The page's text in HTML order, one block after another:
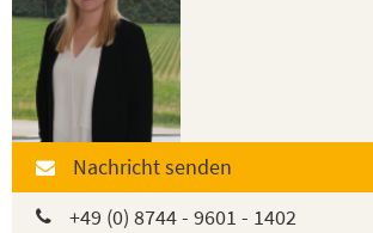
Nachricht senden
+49 (0) 8744 - 9601 - 1402